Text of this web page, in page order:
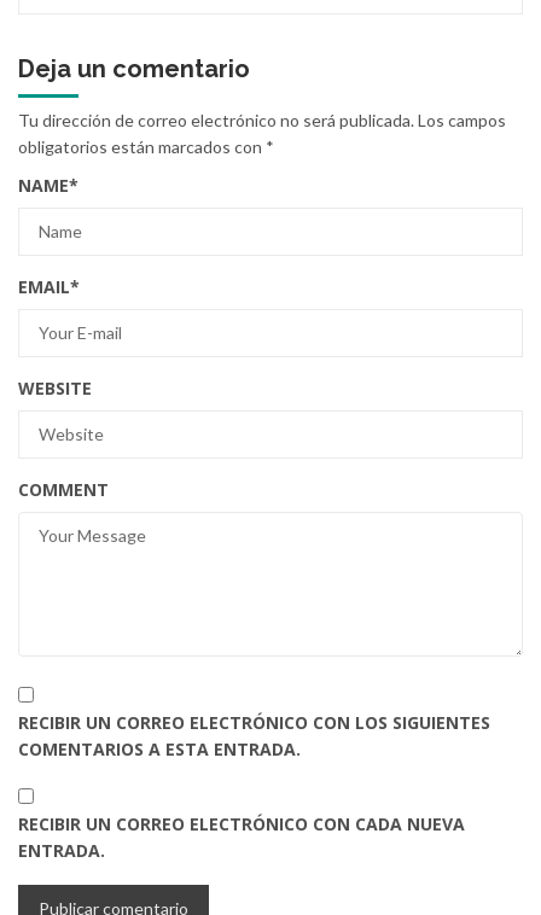
Deja un comentario
Tu dirección de correo electrónico no será publicada.Los campos
obligatorios están marcados con *
NAME*
EMAIL*
WEBSITE
COMMENT
RECIBIR UN CORREO ELECTRÓNICO CON LOS SIGUIENTES
COMENTARIOS A ESTA ENTRADA.
RECIBIR UN CORREO ELECTRÓNICO CON CADA NUEVA
ENTRADA.